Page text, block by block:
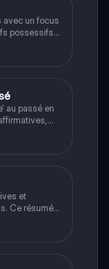
avec un focus
possessifs
Ce
vos
au passé en
résumé.
et
Ce résumé
verbe 'être'.